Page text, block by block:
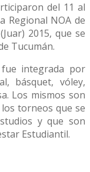
del 11 al
Regional NOA de
2015, que se
Tucumán.
integrada por
básquet, vóley,
Los mismos son
torneos que se
y que son
Estudiantil.